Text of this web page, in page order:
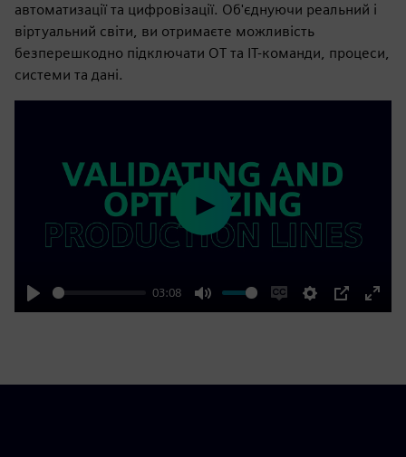
автоматизації та цифровізації. Об'єднуючи реальний і
віртуальний світи, ви отримаєте можливість
безперешкодно підключати OT та ІТ-команди, процеси,
системи та дані.
Play
03:08
Mute
EnableSettings
PIP
Enter
Play